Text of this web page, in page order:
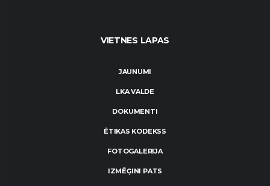
VIETNES LAPAS
JAUNUMI
LKA VALDE
DOKUMENTI
ĒTIKAS KODEKSS
FOTOGALERIJA
IZMĒĢINI PATS